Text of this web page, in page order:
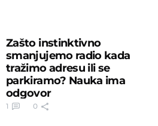
Zašto instinktivno
smanjujemo radio kada
tražimo adresu ili se
parkiramo? Nauka ima
odgovor
1 0